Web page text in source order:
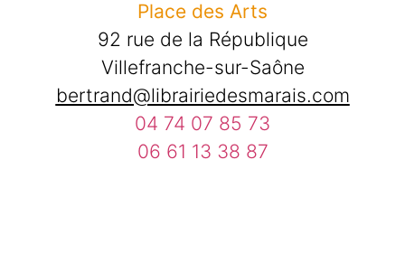
Place des Arts
92 rue de la République
Villefranche-sur-Saône
bertrand@librairiedesmarais.com
04 74 07 85 73
06 61 13 38 87